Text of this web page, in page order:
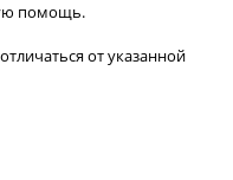
помощь.
от указанной